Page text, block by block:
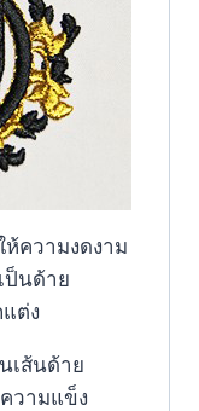
ความงดงาม
ป็นด้าย
ต่ง
เส้นด้าย
วามแข็ง